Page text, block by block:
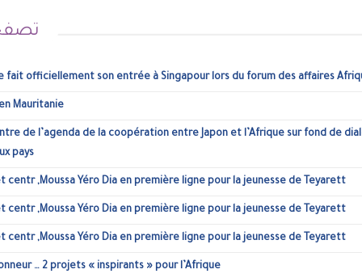
Inédit : la Mauritanie fait officiellement son entrée à Singapour lors
Sécurité routière en Mauritanie !
La Mauritanie au centre de l’agenda de la coopération entre Japon
entreprises des deux pays
Nouakchott ,Teyaret centr ,Moussa Yéro Dia en première ligne pour
Nouakchott ,Teyaret centr ,Moussa Yéro Dia en première ligne pour
Nouakchott ,Teyaret centr ,Moussa Yéro Dia en première ligne pour
La Mauritanie à l’honneur … 2 projets « inspirants » pour l’Afrique !